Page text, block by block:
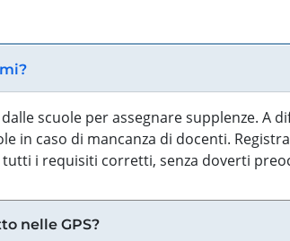
scuole per assegnare supplenze. A
in caso di mancanza di docenti.
i requisiti corretti, senza doverti
nelle GPS?